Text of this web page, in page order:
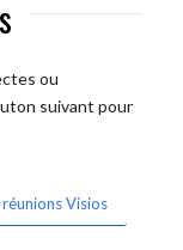
ou
suivant pour
Visios